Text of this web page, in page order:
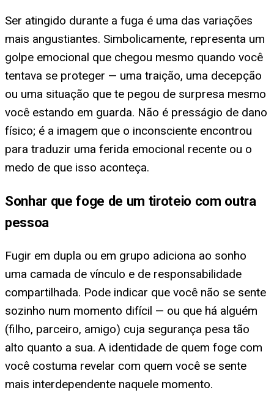
Ser atingido durante a fuga é uma das variações
mais angustiantes. Simbolicamente, representa um
golpe emocional que chegou mesmo quando você
tentava se proteger — uma traição, uma decepção
ou uma situação que te pegou de surpresa mesmo
você estando em guarda. Não é presságio de dano
físico; é a imagem que o inconsciente encontrou
para traduzir uma ferida emocional recente ou o
medo de que isso aconteça.
Sonhar que foge de um tiroteio com outra
pessoa
Fugir em dupla ou em grupo adiciona ao sonho
uma camada de vínculo e de responsabilidade
compartilhada. Pode indicar que você não se sente
sozinho num momento difícil — ou que há alguém
(filho, parceiro, amigo) cuja segurança pesa tão
alto quanto a sua. A identidade de quem foge com
você costuma revelar com quem você se sente
mais interdependente naquele momento.